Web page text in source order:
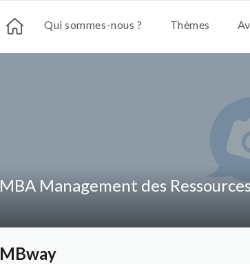
Qui sommes-nous ? Thèmes
MBA Management des
MBway